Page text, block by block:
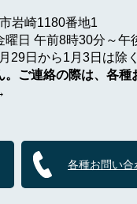
岩崎1180番地1
曜日 午前8時30分～午
29日から1月3日は除
ご連絡の際は、各種
各種お問い合